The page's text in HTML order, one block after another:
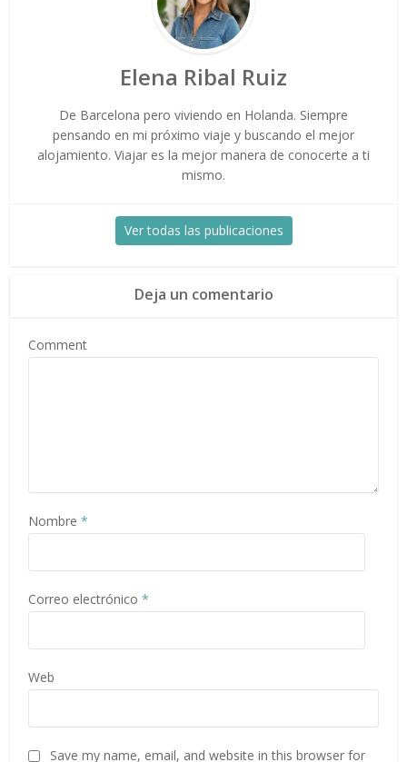
Elena Ribal Ruiz
De Barcelona pero viviendo en Holanda. Siempre
pensando en mi próximo viaje y buscando el mejor
alojamiento. Viajar es la mejor manera de conocerte a ti
mismo.
Ver todas las publicaciones
Deja un comentario
Comment
Nombre*
Correo electrónico*
Web
Save my name, email, and website in this browser for